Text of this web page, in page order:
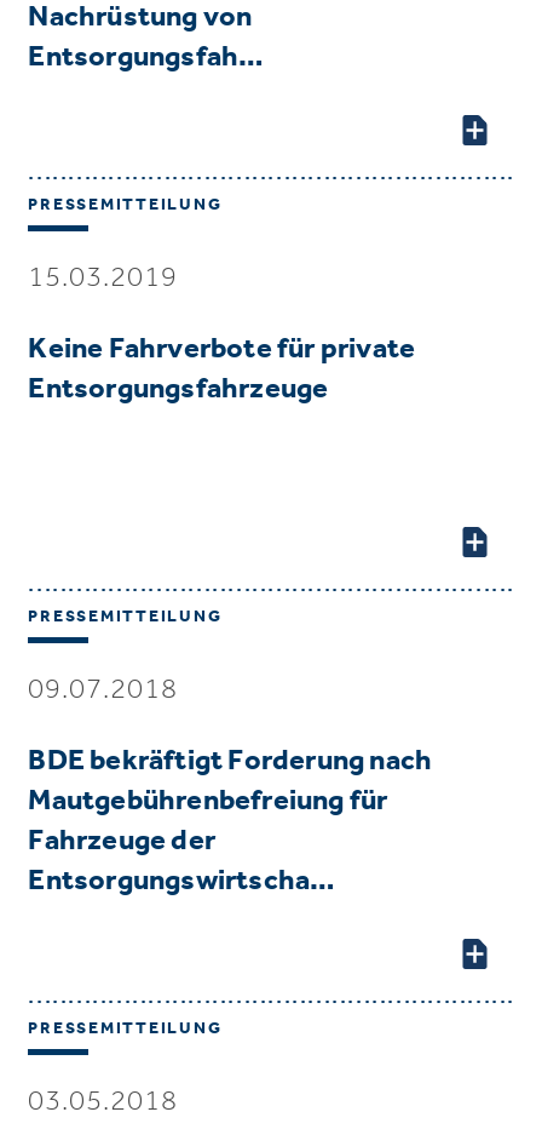
Nachrüstung von
Entsorgungsfah…
PRESSEMITTEILUNG
15.03.2019
Keine Fahrverbote für private
Entsorgungsfahrzeuge
PRESSEMITTEILUNG
09.07.2018
BDE bekräftigt Forderung nach
Mautgebührenbefreiung für
Fahrzeuge der
Entsorgungswirtscha…
PRESSEMITTEILUNG
03.05.2018